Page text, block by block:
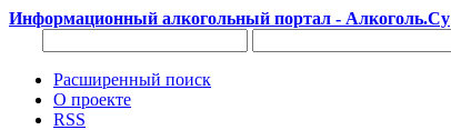
Информационный алкогольный портал - Алкоголь.Су
Расширенный поиск
О проекте
RSS